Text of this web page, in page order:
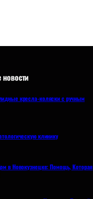
кресла-коляски с ручным
клинику
в Новокузнецке: Помощь, Которая